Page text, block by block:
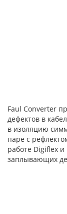
Faul Converter
дефектов в
в изоляцию
паре с
работе Digiflex
заплывающих